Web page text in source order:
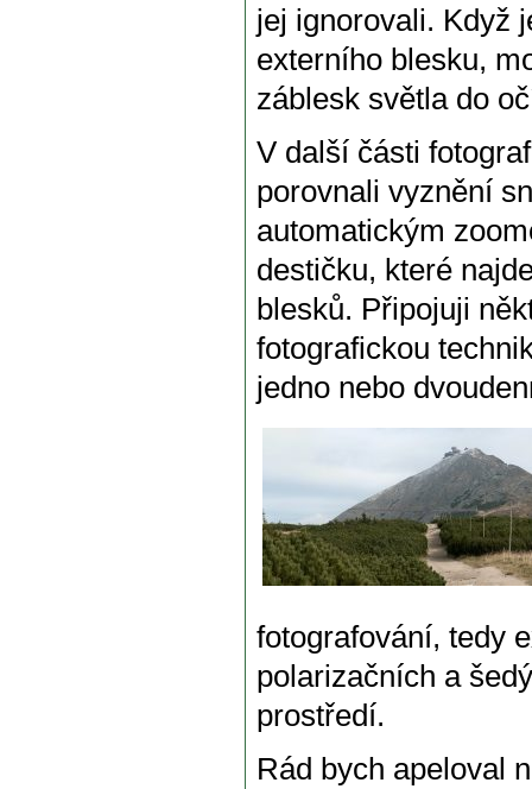
jej ignorovali. Když
externího blesku,
záblesk světla do
V další části
porovnali vyznění
automatickým
destičku, které
blesků. Připojuji
fotografickou
jedno nebo
fotografování, tedy
polarizačních a
prostředí.
Rád bych apeloval